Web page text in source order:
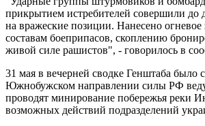
прикрытием истребителей совершили до
на вражеские позиции. Нанесено
составам боеприпасов, скоплению
живой силе рашистов", - говорилось в
31 мая в вечерней сводке Генштаба было
Южнобужском направлении силы РФ
проводят минирование побережья реки
возможных действий подразделений